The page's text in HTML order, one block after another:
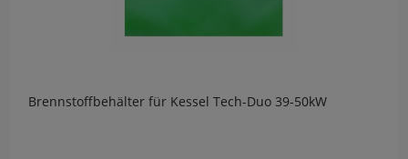
Brennstoffbehälter für Kessel Tech-Duo 39-50kW